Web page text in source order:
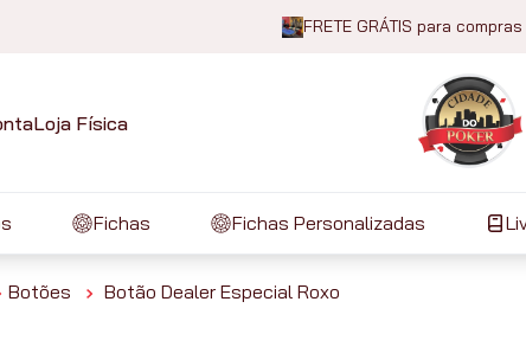
FRETE GRÁTIS para
Loja Física
Fichas Fichas Personalizadas
Botões Botão Dealer Especial Roxo